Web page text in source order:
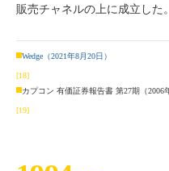
販売チャネルの上に成立した。
Wedge（2021年8月20日）
[18]
カプコン 有価証券報告書 第27期（2006
[19]